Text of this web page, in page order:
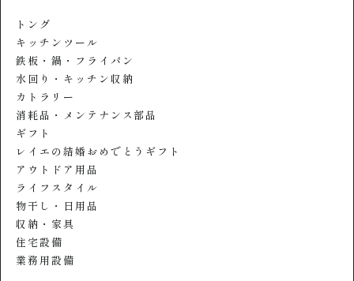
トング
キッチンツール
鉄板・鍋・フライパン
水回り・キッチン収納
カトラリー
消耗品・メンテナンス部品
ギフト
レイエの結婚おめでとうギフト
アウトドア用品
ライフスタイル
物干し・日用品
収納・家具
住宅設備
業務用設備